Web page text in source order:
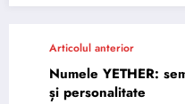
Articolul anterior
Numele YETHER:
și personalitate